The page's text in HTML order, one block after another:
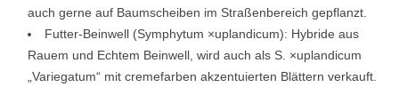
auch gerne auf Baumscheiben im Straßenbereich gepflanzt.
Futter-Beinwell (Symphytum ×uplandicum): Hybride aus
Rauem und Echtem Beinwell, wird auch als S. ×uplandicum
„Variegatum“ mit cremefarben akzentuierten Blättern verkauft.